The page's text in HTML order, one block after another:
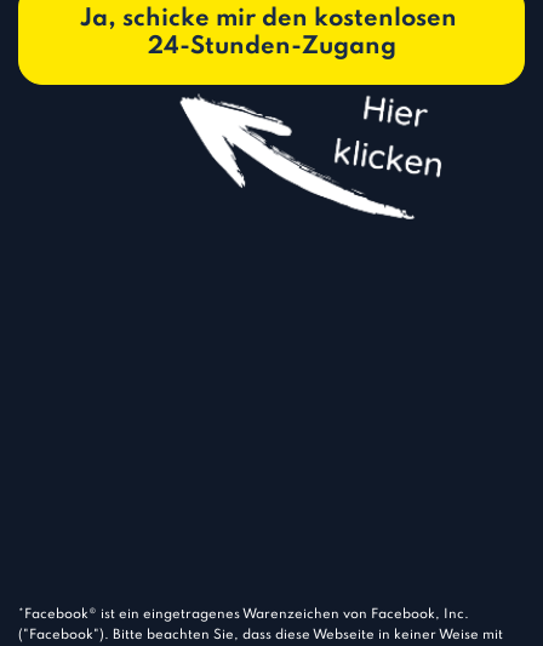
Ja, schicke mir den kostenlosen
24-Stunden-Zugang
*Facebook® ist ein eingetragenes Warenzeichen von Facebook, Inc.
("Facebook"). Bitte beachten Sie, dass diese Webseite in keiner Weise mit